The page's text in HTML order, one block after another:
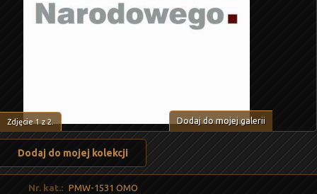
Dodaj do mojej galerii
Zdjęcie 1 z2
Dodaj do mojej kolekcji
Nr. kat.: PMW-1531 OMO